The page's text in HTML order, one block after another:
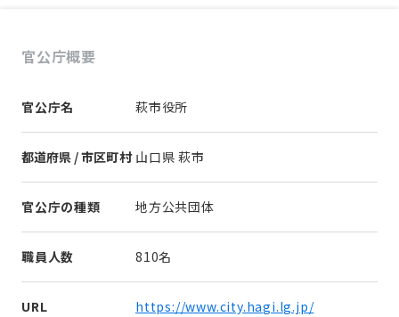
官公庁概要
官公庁名 萩市役所
都道府県 / 市区町村 山口県 萩市
官公庁の種類 地方公共団体
職員人数 810名
URL https://www.city.hagi.lg.jp/